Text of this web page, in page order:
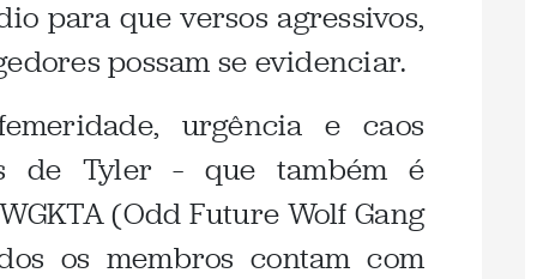
para que versos agressivos,
possam se evidenciar.
urgência e caos
de Tyler – que também é
(Odd Future Wolf Gang
os membros contam com